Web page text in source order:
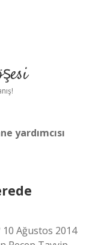
yardımcısı
10 Ağustos 2014